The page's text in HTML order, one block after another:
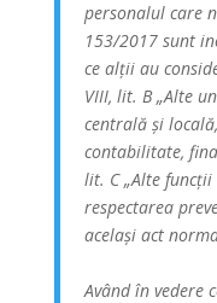
personalul care
153/2017 sunt
ce alții au
VIII, lit. B „Alte
centrală și
contabilitate,
lit. C „Alte funcții
respectarea
același act
Având în vedere